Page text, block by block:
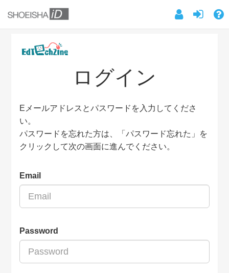
ログイン
Eメールアドレスとパスワードを入力してくださ
い。
パスワードを忘れた方は、「パスワード忘れた」を
クリックして次の画面に進んでください。
Email
Password